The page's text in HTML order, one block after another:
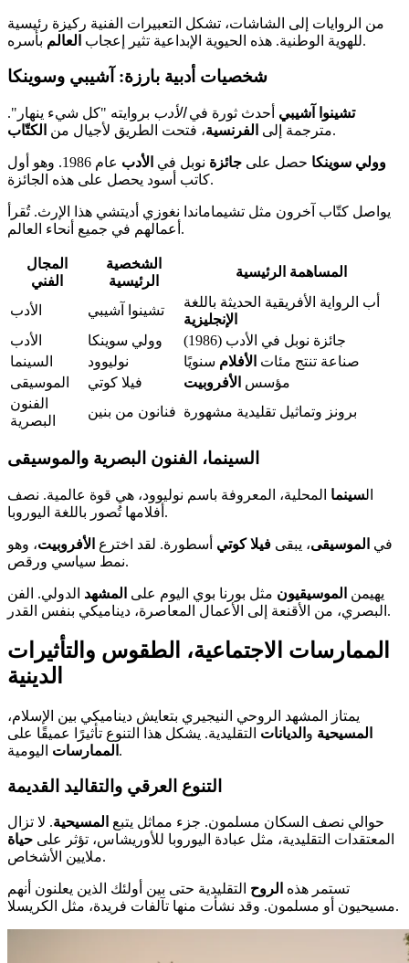
من الروايات إلى الشاشات، تشكل التعبيرات الفنية ركيزة رئيسية
للهوية الوطنية. هذه الحيوية الإبداعية تثير إعجاب العالم بأسره.
شخصيات أدبية بارزة: آشيبي وسوينكا
تشينوا آشيبي أحدث ثورة فيالأدب بروايته "كل شيء ينهار".
مترجمة إلى الفرنسية، فتحت الطريق لأجيال من الكتّاب .
وولي سوينكا حصل على جائزة نوبل في الأدب
عام 1986. وهو أول
كاتب أسود يحصل على هذه الجائزة.
يواصل كتّاب آخرون مثل تشيماماندا نغوزي أديتشي هذا الإرث. تُقرأ
أعمالهم في جميع أنحاء العالم.
المجال
الفني
الشخصية
الرئيسية
المساهمة الرئيسية
الأدب تشينوا آشيبي
أب الرواية الأفريقية الحديثة باللغة
الإنجليزية
الأدب
وولي سوينكا
جائزة نوبل في الأدب (1986)
السينما
نوليوود صناعة تنتج مئات الأفلام سنويًا
الموسيقى
فيلا كوتي مؤسس الأفروبيت
الفنون
البصرية
فنانون من بنين برونز وتماثيل تقليدية مشهورة
السينما، الفنون البصرية والموسيقى
السينما المحلية، المعروفة باسم نوليوود، هي قوة عالمية. نصف
أفلامها تُصور باللغة اليوروبا.
في الموسيقى، يبقى فيلا كوتي أسطورة. لقد اخترع الأفروبيت، وهو
نمط سياسي ورقص.
يهيمن الموسيقيون مثل بورنا بوي اليوم على المشهد الدولي. الفن
البصري، من الأقنعة إلى الأعمال المعاصرة، ديناميكي بنفس القدر.
الممارسات الاجتماعية، الطقوس والتأثيرات
الدينية
يمتاز المشهد الروحي النيجيري بتعايش ديناميكي بين الإسلام،
المسيحية و الديانات التقليدية. يشكل هذا التنوع تأثيرًا عميقًا على
الممارسات اليومية.
التنوع العرقي والتقاليد القديمة
حوالي نصف السكان مسلمون. جزء مماثل يتبع المسيحية. لا تزال
المعتقدات التقليدية، مثل عبادة اليوروبا للأوريشاس، تؤثر على حياة
ملايين الأشخاص.
تستمر هذه الروح التقليدية حتى بين أولئك الذين يعلنون أنهم
مسيحيون أو مسلمون. وقد نشأت منها تآلفات فريدة، مثل الكريسلا.